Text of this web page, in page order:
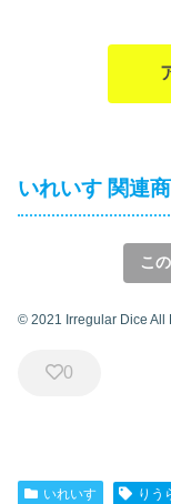
いれいす 関連
こ
© 2021 Irregular Dice All
0
いれいす りう